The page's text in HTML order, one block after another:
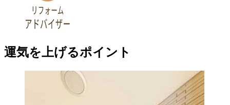
運気を上げるポイント